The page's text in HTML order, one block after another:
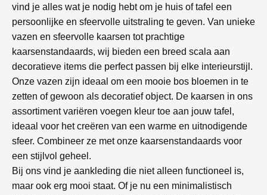
vind je alles wat je nodig hebt om je huis of tafel een
persoonlijke en sfeervolle uitstraling te geven. Van unieke
vazen en sfeervolle kaarsen tot prachtige
kaarsenstandaards, wij bieden een breed scala aan
decoratieve items die perfect passen bij elke interieurstijl.
Onze vazen zijn ideaal om een mooie bos bloemen in te
zetten of gewoon als decoratief object. De kaarsen in ons
assortiment variëren voegen kleur toe aan jouw tafel,
ideaal voor het creëren van een warme en uitnodigende
sfeer. Combineer ze met onze kaarsenstandaards voor
een stijlvol geheel.
Bij ons vind je aankleding die niet alleen functioneel is,
maar ook erg mooi staat. Of je nu een minimalistisch